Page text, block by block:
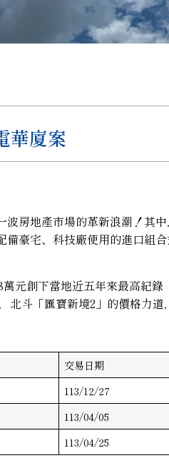
華廈案
房地產市場的革新浪潮！其
豪宅、科技廠使用的進口組
元創下當地近五年來最高紀
斗「匯寶新境2」的價格力道
交易日期
113/12/27
113/04/05
113/04/25